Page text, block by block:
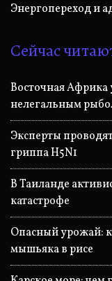
Энергопереход и
Сейчас
Восточная Африка
нелегальным
Эксперты
гриппа H5N1
В Таиланде
катастрофе
Опасный урожай:
мышьяка в рисе